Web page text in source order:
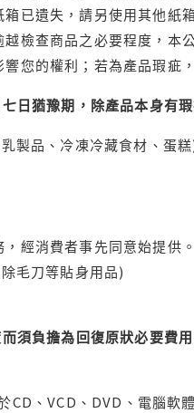
已遺失，請另使用其他紙
檢查商品之必要程度，
您的權利；若為產品瑕疵
日猶豫期，除產品本身有
製品、冷凍冷藏食材、蛋糕
經消費者事先同意始提供
毛刀等貼身用品)
須負擔為回復原狀必要費
、VCD、DVD、電腦軟